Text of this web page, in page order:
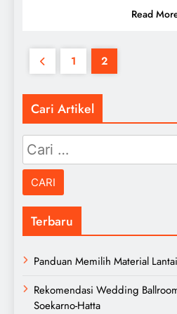
Read
1 2
Cari Artikel
Cari
untuk:
Terbaru
Panduan Memilih Material
Rekomendasi Wedding
Soekarno-Hatta